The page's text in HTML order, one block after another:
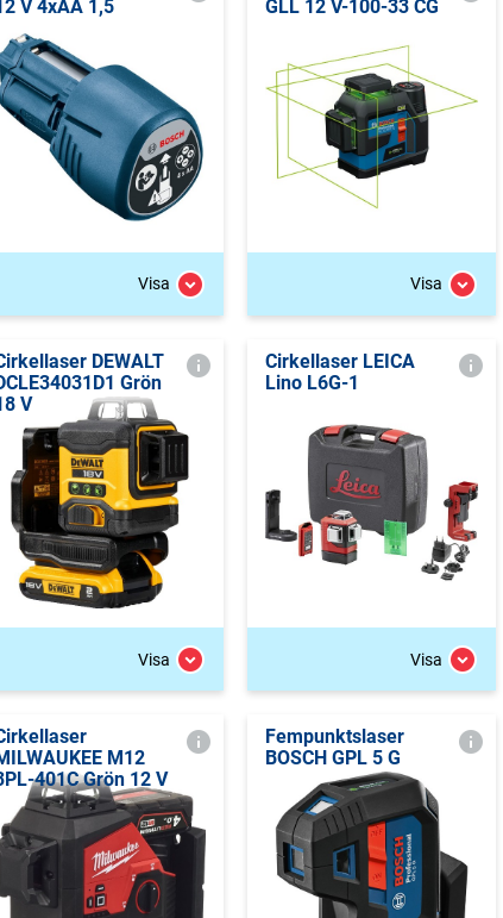
V 4xAA 1,5
Visa
GLL 12 V-100-33 CG
Visa
DEWALT
Grön
V
Visa
Cirkellaser LEICA
Lino L6G-1
Visa
M12
401C Grön 12 V
Fempunktslaser
BOSCH GPL 5 G